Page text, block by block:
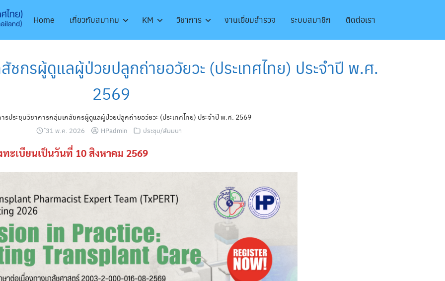
Home เกี่ยวกับสมาคม KM วิชาการ งานเยี่ยมสำรวจ ระบบสมาชิก ติดต่อเรา
ชกรผู้ดูแลผู้ป่วยปลูกถ่ายอวัยวะ (ประเทศไทย) ประจำปี พ.ศ.
2569
รประชุมวิชาการกลุ่มเภสัชกรผู้ดูแลผู้ป่วยปลูกถ่ายอวัยวะ (ประเทศไทย) ประจำปี พ.ศ. 2569
๋31 พ.ค. 2026 HPadmin ประชุม/สัมมนา
ะเบียนเป็นวันที่ 10 สิงหาคม 2569